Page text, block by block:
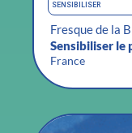
SENSIBILISER
Fresque de la
Sensibiliser le
France